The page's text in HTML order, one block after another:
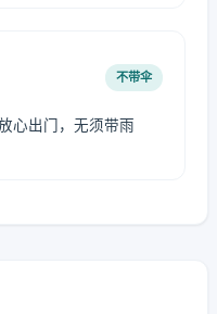
不带伞
心出门，无须带雨